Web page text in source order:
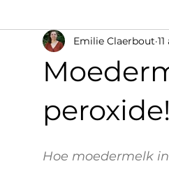
Seksuele gezondheid
peroxide!
Emilie Claerbout
Hoe moedermelk